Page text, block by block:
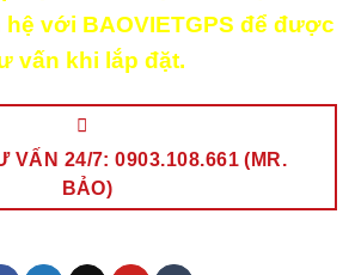
với BAOVIETGPS để được
vấn khi lắp đặt.
VẤN 24/7: 0903.108.661 (MR.
BẢO)